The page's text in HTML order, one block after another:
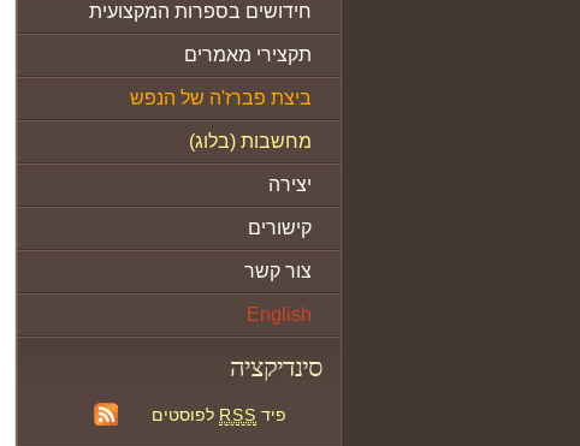
חידושים בספרות המקצועית
תקצירי מאמרים
ביצת פברז'ה של הנפש
מחשבות (בלוג)
יצירה
קישורים
צור קשר
English
סינדיקציה
פיד RSS לפוסטים